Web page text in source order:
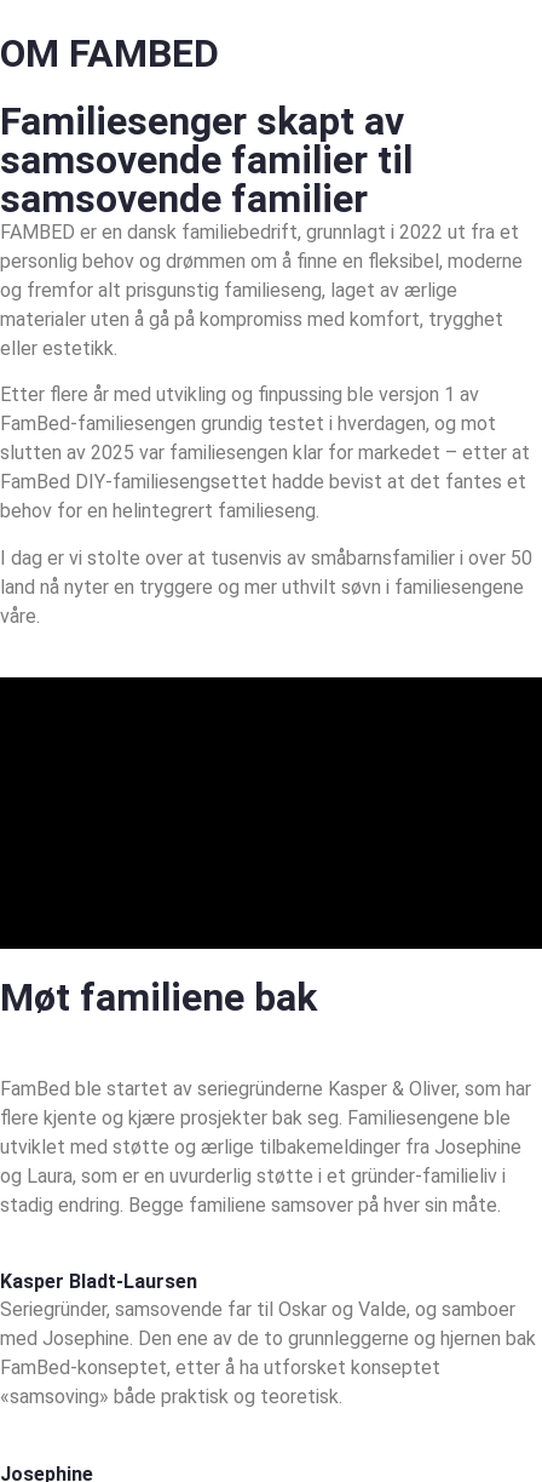
OM FAMBED
Familiesenger skapt av
samsovende familier til
samsovende familier
FAMBED er en dansk familiebedrift, grunnlagt i 2022 ut fra et
personlig behov og drømmen om å finne en fleksibel, moderne
og fremfor alt prisgunstig familieseng, laget av ærlige
materialer uten å gå på kompromiss med komfort, trygghet
eller estetikk.
Etter flere år med utvikling og finpussing ble versjon 1 av
FamBed-familiesengen grundig testet i hverdagen, og mot
slutten av 2025 var familiesengen klar for markedet – etter at
FamBed DIY-familiesengsettet hadde bevist at det fantes et
behov for en helintegrert familieseng.
I dag er vi stolte over at tusenvis av småbarnsfamilier i over 50
land nå nyter en tryggere og mer uthvilt søvn i familiesengene
våre.
Møt familiene bak
FamBed ble startet av seriegründerne Kasper & Oliver, som har
flere kjente og kjære prosjekter bak seg. Familiesengene ble
utviklet med støtte og ærlige tilbakemeldinger fra Josephine
og Laura, som er en uvurderlig støtte i et gründer-familieliv i
stadig endring. Begge familiene samsover på hver sin måte.
Kasper Bladt-Laursen
Seriegründer, samsovende far til Oskar og Valde, og samboer
med Josephine. Den ene av de to grunnleggerne og hjernen bak
FamBed-konseptet, etter å ha utforsket konseptet
«samsoving» både praktisk og teoretisk.
Josephine